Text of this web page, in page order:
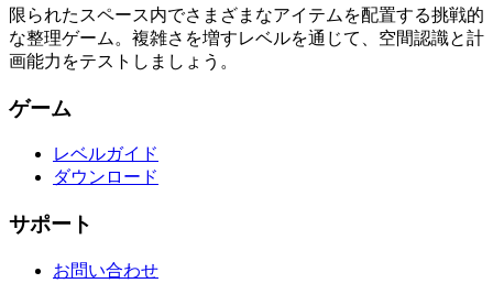
限られたスペース内でさまざまなアイテムを配置する挑戦的
な整理ゲーム。複雑さを増すレベルを通じて、空間認識と計
画能力をテストしましょう。
ゲーム
レベルガイド
ダウンロード
サポート
お問い合わせ